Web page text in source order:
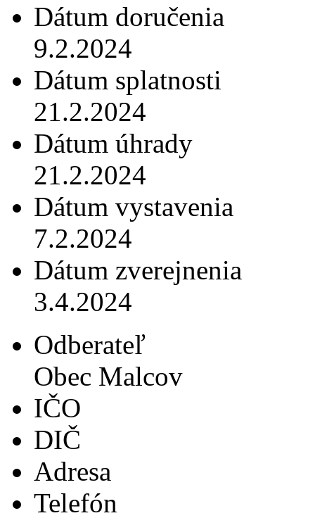
Dátum doručenia
9.2.2024
Dátum splatnosti
21.2.2024
Dátum úhrady
21.2.2024
Dátum vystavenia
7.2.2024
Dátum zverejnenia
3.4.2024
Odberateľ
Obec Malcov
IČO
DIČ
Adresa
Telefón